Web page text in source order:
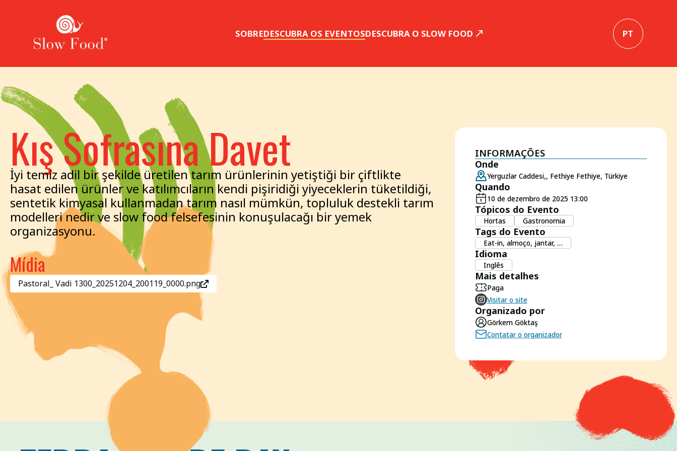
SOBREDESCUBRA OS EVENTOSDESCUBRA O SLOW FOOD PT
Kış Sofrasına Davet
İyi temiz adil bir şekilde üretilen tarım ürünlerinin yetiştiği bir çiftlikte
hasat edilen ürünler ve katılımcıların kendi pişiridiği yiyeceklerin tüketildiği,
sentetik kimyasal kullanmadan tarım nasıl mümkün, topluluk destekli tarım
modelleri nedir ve slow food felsefesinin konuşulacağı bir yemek
organizasyonu.
Mídia
Pastoral_ Vadi 1300_20251204_200119_0000.png
INFORMAÇÕES
Onde
Yerguzlar Caddesi,, Fethiye Fethiye, Türkiye
Quando
10 de dezembro de 2025 13:00
Tópicos do Evento
Hortas Gastronomia
Tags do Evento
Eat-in, almoço, jantar, …
Idioma
Inglês
Mais detalhes
Paga
Visitar o site
Organizado por
Görkem Göktaş
Contatar o organizador